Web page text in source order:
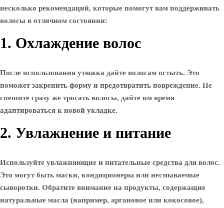
несколько рекомендаций, которые помогут вам поддерживать
волосы в отличном состоянии:
1. Охлаждение волос
После использования утюжка дайте волосам остыть. Это
поможет закрепить форму и предотвратить повреждение. Не
спешите сразу же трогать волосы, дайте им время
адаптироваться к новой укладке.
2. Увлажнение и питание
Используйте увлажняющие и питательные средства для волос.
Это могут быть маски, кондиционеры или несмываемые
сыворотки. Обратите внимание на продукты, содержащие
натуральные масла (например, аргановое или кокосовое),